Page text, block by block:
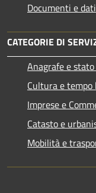
Documenti e dati
CATEGORIE DI
Anagrafe e
Cultura e tempo
Imprese e
Catasto e
Mobilità e